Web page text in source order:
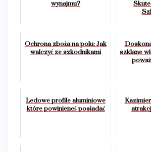
wynajmu?
Ochrona zboża na polu: Jak
walczyć ze szkodnikami
szklane
Ledowe profile aluminiowe
które powinieneś posiadać